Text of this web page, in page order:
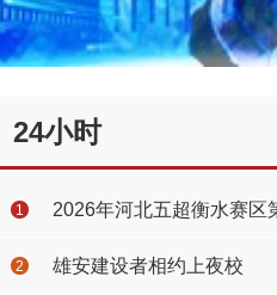
24小时
1 2026年河北五超衡水赛区
2 雄安建设者相约上夜校